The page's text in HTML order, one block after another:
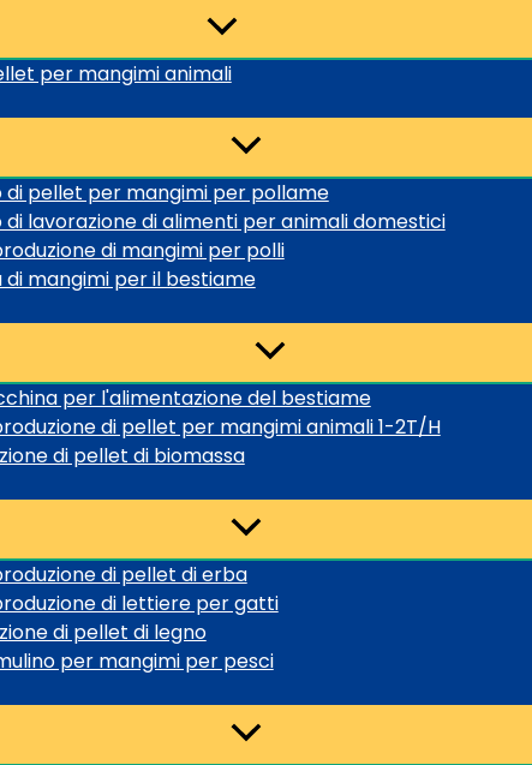
per mangimi animali
di pellet per mangimi per pollame
lavorazione di alimenti per animali domestici
di mangimi per polli
di mangimi per il bestiame
per l'alimentazione del bestiame
di pellet per mangimi animali 1-2T/H
di pellet di biomassa
di pellet di erba
di lettiere per gatti
di pellet di legno
per mangimi per pesci